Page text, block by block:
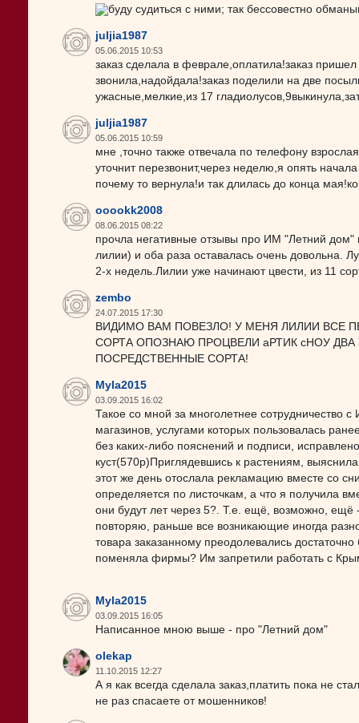
буду судиться с ними; так бессовестно
juljia1987
05.06.2015 10:53
заказ сделала в феврале,оплатила!заказ
звонила,надойдала!заказ поделили на две
ужасные,мелкие,из 17
juljia1987
05.06.2015 10:59
мне ,точно также отвечала по телефону
уточнит перезвонит,через неделю,я опять
почему то вернула!и так длилась до конца
ooookk2008
08.06.2015 08:22
прочла негативные отзывы про ИМ "Летний дом"
лилии) и оба раза оставалась очень довольна.
2-х недель.Лилии уже начинают цвести, из 11
zembo
24.07.2015 17:30
ВИДИМО ВАМ ПОВЕЗЛО! У МЕНЯ ЛИЛИИ ВСЕ
СОРТА ОПОЗНАЮ ПРОЦВЕЛИ аРТИК сНОУ
ПОСРЕДСТВЕННЫЕ СОРТА!
Myla2015
03.09.2015 16:02
Такое со мной за многолетнее сотрудничество
магазинов, услугами которых пользовалась
без каких-либо пояснений и подписи,
куст(570р)Приглядевшись к растениям,
этот же день отослала рекламацию вместе со
определяется по листочкам, а что я получила
они будут лет через 5?. Т.е. ещё, возможно,
повторяю, раньше все возникающие иногда
товара заказанному преодолевались
поменяла фирмы? Им запретили работать с
Myla2015
03.09.2015 16:05
Написанное мною выше - про "Летний дом"
olekap
11.10.2015 12:27
А я как всегда сделала заказ,платить пока не
не раз спасаете от мошенников!